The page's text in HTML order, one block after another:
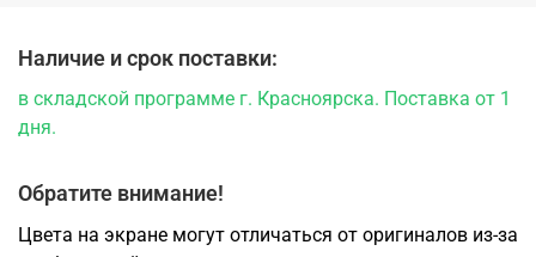
Наличие и срок поставки:
в складской программе г. Красноярска. Поставка от 1
дня.
Обратите внимание!
Цвета на экране могут отличаться от оригиналов из-за